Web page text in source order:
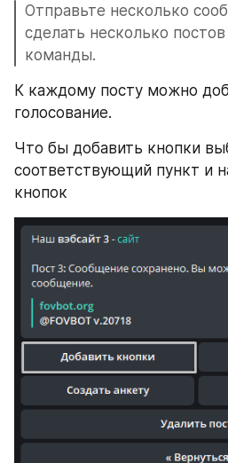
Отправьте несколько
сделать несколько
команды.
К каждому посту можно
голосование.
Что бы добавить кнопки
соответствующий пункт и
кнопок